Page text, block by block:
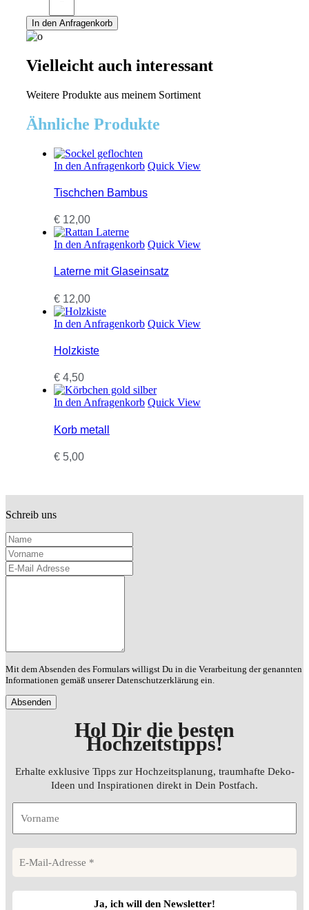
In den Anfragenkorb
Vielleicht auch interessant
Weitere Produkte aus meinem Sortiment
Ähnliche Produkte
In den Anfragenkorb Quick View
Tischchen Bambus
€ 12,00
In den Anfragenkorb Quick View
Laterne mit Glaseinsatz
€ 12,00
In den Anfragenkorb Quick View
Holzkiste
€ 4,50
In den Anfragenkorb Quick View
Korb metall
€ 5,00
Schreib uns
Name
Vorname
E-Mail Adresse
Deine Nachricht
Mit dem Absenden des Formulars willigst Du in die Verarbeitung der genannten
Informationen gemäß unserer Datenschutzerklärung ein.
Hol Dir die besten
Hochzeitstipps!
Erhalte exklusive Tipps zur Hochzeitsplanung, traumhafte Deko-
Ideen und Inspirationen direkt in Dein Postfach.